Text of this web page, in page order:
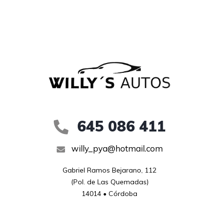
645 086 411
willy_pya@hotmail.com
Gabriel Ramos Bejarano, 112
(Pol. de Las Quemadas)
14014 • Córdoba